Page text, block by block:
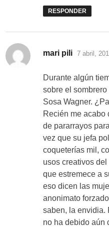
RESPONDER
mari pili dice:
7 abril,
Durante algún
sobre el
Sosa Wagner.
Recién me acabo
de pararrayos
vez que su jefa
coqueterías mil,
usos creativos
que estremece a
eso dicen las
anonimato
saben, la envidia.
no ha debido aún